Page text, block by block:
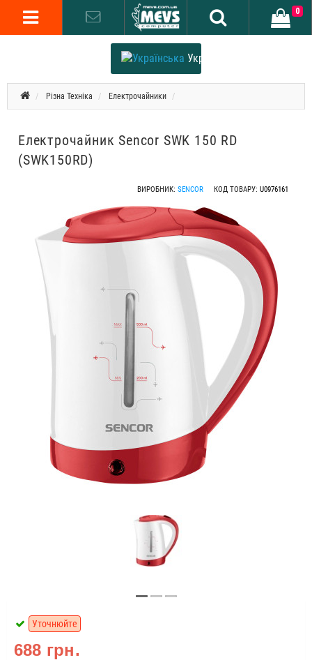
Українська
0
Різна Техніка Електрочайники
Електрочайник Sencor SWK 150 RD
(SWK150RD)
ВИРОБНИК: SENCOR КОД ТОВАРУ: U0976161
688 грн.
Уточнюйте